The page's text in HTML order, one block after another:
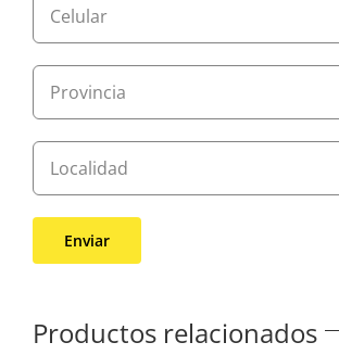
Productos relacionados